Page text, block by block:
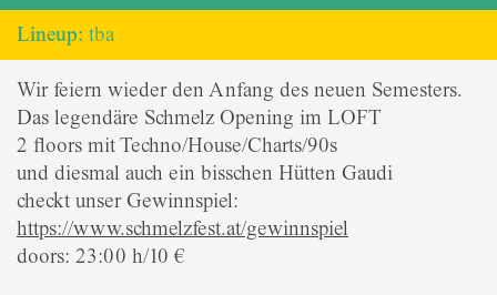
Lineup: tba
Wir feiern wieder den Anfang des neuen Semesters.
Das legendäre Schmelz Opening im LOFT
2 floors mit Techno/House/Charts/90s
und diesmal auch ein bisschen Hütten Gaudi
checkt unser Gewinnspiel:
https://www.schmelzfest.at/gewinnspiel
doors: 23:00 h/10 €